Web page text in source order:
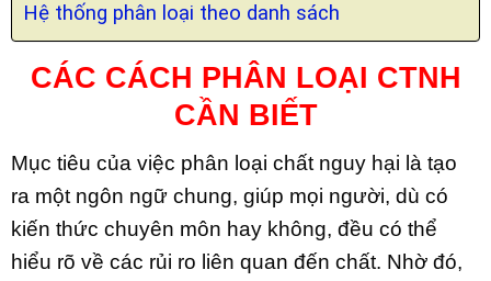
Hệ thống phân loại theo danh sách
CÁC CÁCH PHÂN LOẠI CTNH
CẦN BIẾT
Mục tiêu của việc phân loại chất nguy hại là tạo
ra một ngôn ngữ chung, giúp mọi người, dù có
kiến thức chuyên môn hay không, đều có thể
hiểu rõ về các rủi ro liên quan đến chất. Nhờ đó,